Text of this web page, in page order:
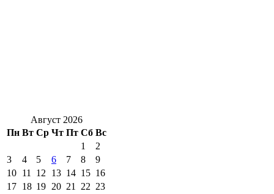
Август 2026
Пн Вт Ср Чт Пт Сб Вс
1
2
3
4 5 6 7 8
9
10 11 12 13 14 15 16
17 18 19 20 21 22 23